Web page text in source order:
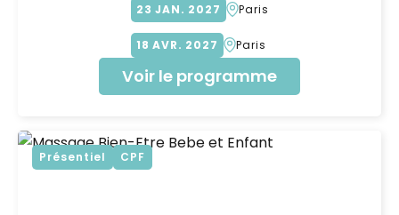
23 JAN 2027 Paris
18 AVR 2027 Paris
Voir le programme
Présentiel CPF